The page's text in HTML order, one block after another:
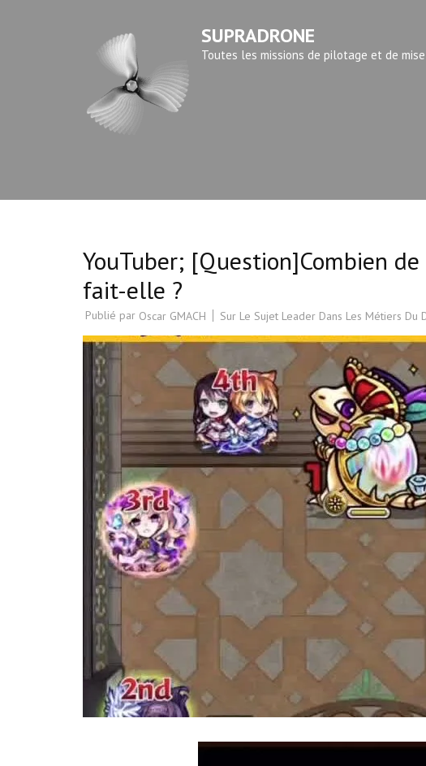
SUPRADRONE
Toutes les missions de pilotage et de
YouTuber; [Question]Combien
fait-elle ?
Publié par Oscar GMACH Sur Le Sujet Leader Dans Les Métiers Du